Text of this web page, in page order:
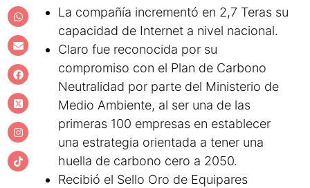
La compañía incrementó en 2,7 Teras su
capacidad de Internet a nivel nacional.
Claro fue reconocida por su
compromiso con el Plan de Carbono
Neutralidad por parte del Ministerio de
Medio Ambiente, al ser una de las
primeras 100 empresas en establecer
una estrategia orientada a tener una
huella de carbono cero a 2050.
Recibió el Sello Oro de Equipares